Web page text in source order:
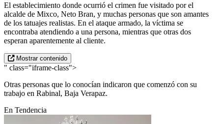
El establecimiento donde ocurrió el crimen fue visitado por el
alcalde de Mixco, Neto Bran, y muchas personas que son amantes
de los tatuajes realistas. En el ataque armado, la víctima se
encontraba atendiendo a una persona, mientras que otras dos
esperan aparentemente al cliente.
Mostrar contenido
" class="iframe-class">
Otras personas que lo conocían indicaron que comenzó con su
trabajo en Rabinal, Baja Verapaz.
En Tendencia